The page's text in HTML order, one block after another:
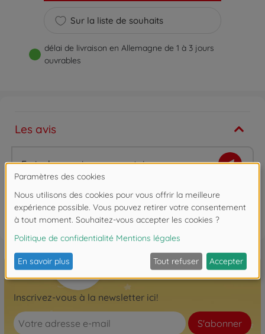
Sur la liste de souhaits
délai de livraison en Allemagne de 1 à 3 jours
ouvrables
Les avis
Ecrire le premier commentaire
FAQ
Inscrivez-vous à la newsletter ici!
S'abonner